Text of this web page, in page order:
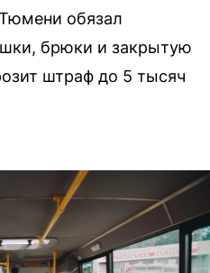
обязал
брюки и закрытую
штраф до 5 тысяч